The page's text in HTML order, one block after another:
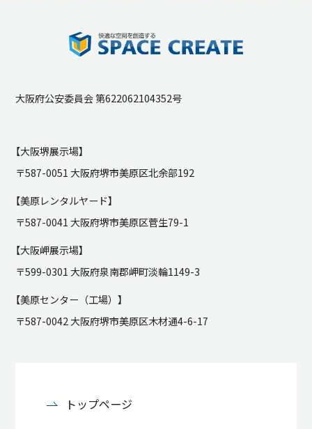
大阪府公安委員会 第622062104352号
【大阪堺展示場】
〒587-0051 大阪府堺市美原区北余部192
【美原レンタルヤード】
〒587-0041 大阪府堺市美原区菅生79-1
【大阪岬展示場】
〒599-0301 大阪府泉南郡岬町淡輪1149-3
【美原センター（工場）】
〒587-0042 大阪府堺市美原区木材通4-6-17
トップページ